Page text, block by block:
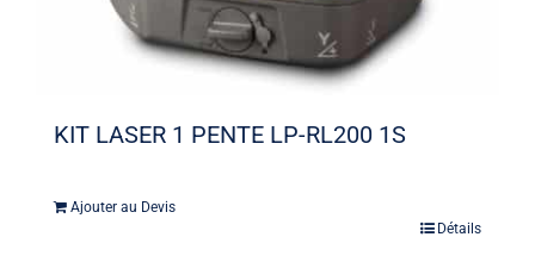
KIT LASER 1 PENTE LP-RL200 1S
Ajouter au Devis
Détails